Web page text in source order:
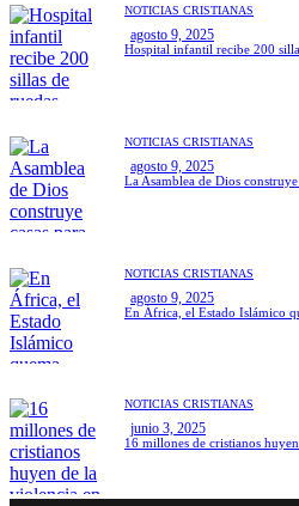
NOTICIAS CRISTIANAS
agosto 9, 2025
Hospital infantil recibe 200
NOTICIAS CRISTIANAS
agosto 9, 2025
La Asamblea de Dios
NOTICIAS CRISTIANAS
agosto 9, 2025
En África, el Estado Islámico
NOTICIAS CRISTIANAS
junio 3, 2025
16 millones de cristianos